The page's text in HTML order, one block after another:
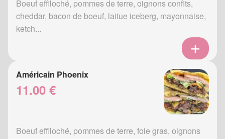
Boeuf effiloché, pommes de terre, oignons confits,
cheddar, bacon de boeuf, laitue iceberg, mayonnaise,
ketch...
Américain Phoenix
11.00 €
Boeuf effiloché, pommes de terre, foie gras, oignons